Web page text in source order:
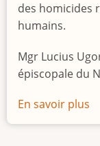
des homicides
humains.
Mgr Lucius
épiscopale du
En savoir plus